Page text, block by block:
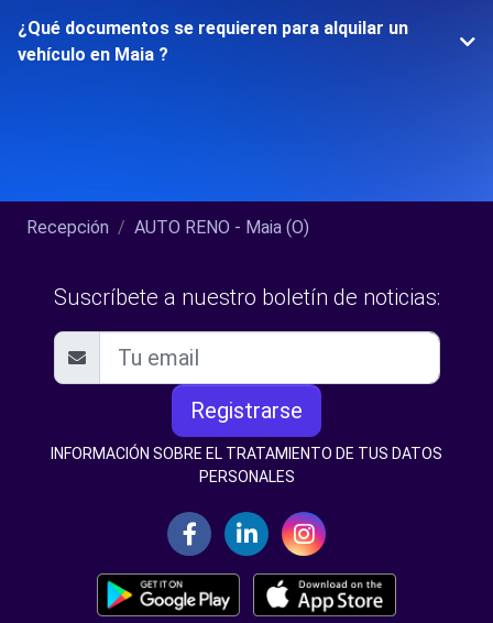
¿Qué documentos se requieren para alquilar un
vehículo en Maia ?
Recepción AUTO RENO - Maia (O)
Suscríbete a nuestro boletín de noticias:
Registrarse
INFORMACIÓN SOBRE EL TRATAMIENTO DE TUS DATOS
PERSONALES